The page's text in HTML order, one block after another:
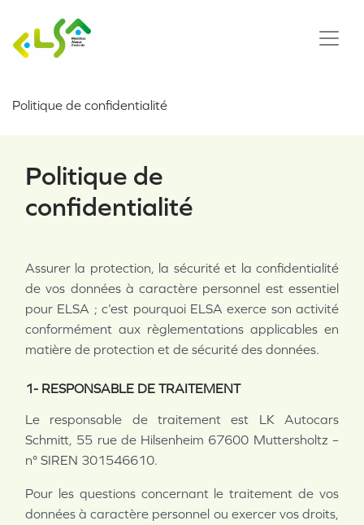
Politique de confidentialité
Politique de
confidentialité
Assurer la protection, la sécurité et la confidentialité
de vos données à caractère personnel est essentiel
pour ELSA ; c’est pourquoi ELSA exerce son activité
conformément aux règlementations applicables en
matière de protection et de sécurité des données.
1- RESPONSABLE DE TRAITEMENT
Le responsable de traitement est LK Autocars
Schmitt, 55 rue de Hilsenheim 67600 Muttersholtz –
n° SIREN 301546610.
Pour les questions concernant le traitement de vos
données à caractère personnel ou exercer vos droits,